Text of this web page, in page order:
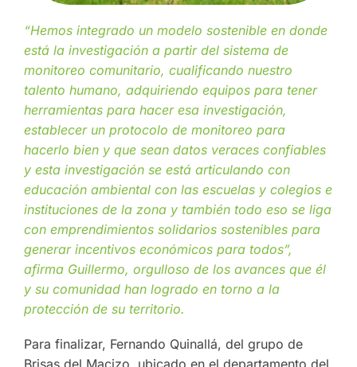
“Hemos integrado un modelo sostenible en donde
está la investigación a partir del sistema de
monitoreo comunitario, cualificando nuestro
talento humano, adquiriendo equipos para tener
herramientas para hacer esa investigación,
establecer un protocolo de monitoreo para
hacerlo bien y que sean datos veraces confiables
y esta investigación se está articulando con
educación ambiental con las escuelas y colegios e
instituciones de la zona y también todo eso se liga
con emprendimientos solidarios sostenibles para
generar incentivos económicos para todos”,
afirma Guillermo, orgulloso de los avances que él
y su comunidad han logrado en torno a la
protección de su territorio.
Para finalizar, Fernando Quinallá, del grupo de